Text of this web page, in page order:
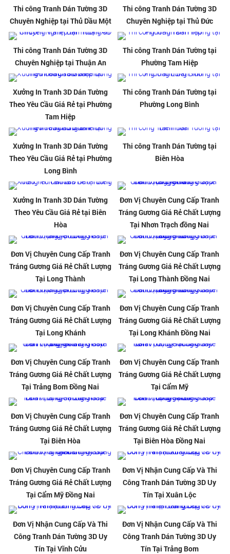
Thi công Tranh Dán Tường 3D
Chuyên Nghiệp tại Thủ Dầu Một
Thi công Tranh Dán Tường 3D
Chuyên Nghiệp tại Thủ Đức
Thi công Tranh Dán Tường 3D
Chuyên Nghiệp tại Thuận An
Thi công Tranh Dán Tường tại
Phường Tam Hiệp
Xưởng In Tranh 3D Dán Tường
Theo Yêu Cầu Giá Rẻ tại Phường
Tam Hiệp
Thi công Tranh Dán Tường tại
Phường Long Bình
Xưởng In Tranh 3D Dán Tường
Theo Yêu Cầu Giá Rẻ tại Phường
Long Bình
Thi công Tranh Dán Tường tại
Biên Hòa
Xưởng In Tranh 3D Dán Tường
Theo Yêu Cầu Giá Rẻ tại Biên
Hòa
Đơn Vị Chuyên Cung Cấp Tranh
Tráng Gương Giá Rẻ Chất Lượng
Tại Nhơn Trạch đồng Nai
Đơn Vị Chuyên Cung Cấp Tranh
Tráng Gương Giá Rẻ Chất Lượng
Tại Long Thành
Đơn Vị Chuyên Cung Cấp Tranh
Tráng Gương Giá Rẻ Chất Lượng
Tại Long Thành Đồng Nai
Đơn Vị Chuyên Cung Cấp Tranh
Tráng Gương Giá Rẻ Chất Lượng
Tại Long Khánh
Đơn Vị Chuyên Cung Cấp Tranh
Tráng Gương Giá Rẻ Chất Lượng
Tại Long Khánh Đồng Nai
Đơn Vị Chuyên Cung Cấp Tranh
Tráng Gương Giá Rẻ Chất Lượng
Tại Trảng Bom Đồng Nai
Đơn Vị Chuyên Cung Cấp Tranh
Tráng Gương Giá Rẻ Chất Lượng
Tại Cẩm Mỹ
Đơn Vị Chuyên Cung Cấp Tranh
Tráng Gương Giá Rẻ Chất Lượng
Tại Biên Hòa
Đơn Vị Chuyên Cung Cấp Tranh
Tráng Gương Giá Rẻ Chất Lượng
Tại Biên Hòa Đồng Nai
Đơn Vị Chuyên Cung Cấp Tranh
Tráng Gương Giá Rẻ Chất Lượng
Tại Cẩm Mỹ Đồng Nai
Đơn Vị Nhận Cung Cấp Và Thi
Công Tranh Dán Tường 3D Uy
Tín Tại Xuân Lộc
Đơn Vị Nhận Cung Cấp Và Thi
Công Tranh Dán Tường 3D Uy
Tín Tại Vĩnh Cửu
Đơn Vị Nhận Cung Cấp Và Thi
Công Tranh Dán Tường 3D Uy
Tín Tại Trảng Bom